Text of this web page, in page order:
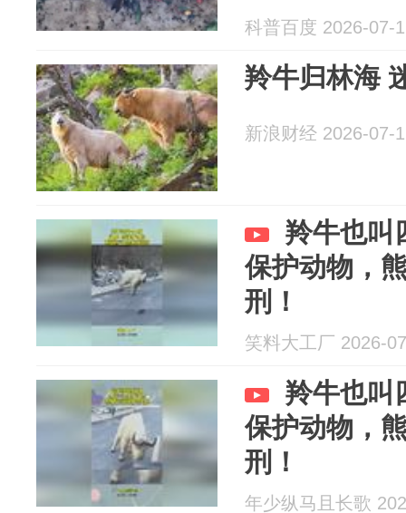
科普百度 2026-07-
羚牛归林海
新浪财经 2026-07-
羚牛也叫
保护动物，
刑！
笑料大工厂 2026-
羚牛也叫
保护动物，
刑！
年少纵马且长歌